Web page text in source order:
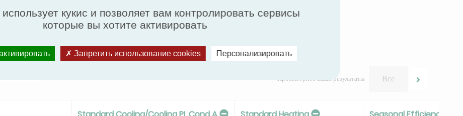
Просмотрите ваши результаты
Все
кукис и позволяет вам контролировать сервисы
которые вы хотите активировать
Запретить использование cookies Персонализировать